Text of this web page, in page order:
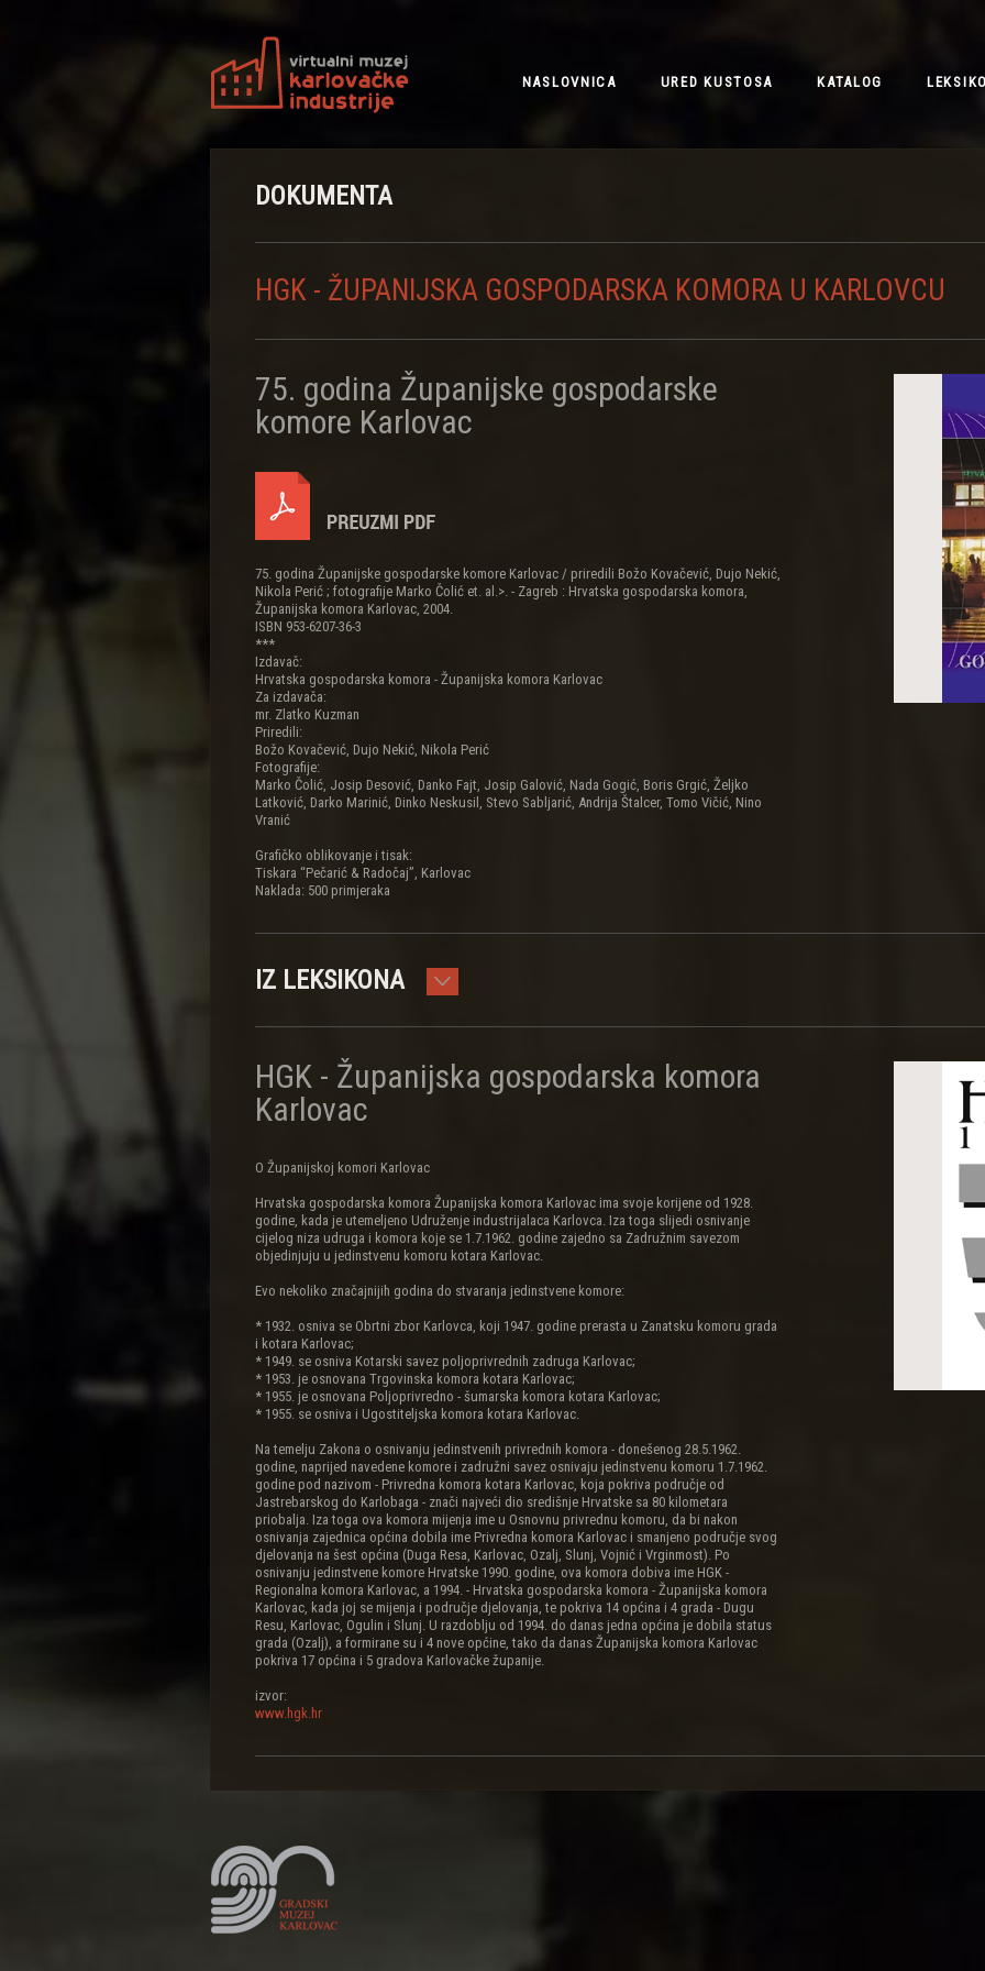
NASLOVNICA URED KUSTOSA KATALOG
DOKUMENTA
HGK - ŽUPANIJSKA GOSPODARSKA KOMORA U KARLOVCU
75. godina Županijske gospodarske
komore Karlovac
75. godina Županijske gospodarske komore Karlovac / priredili Božo Kovačević, Dujo Nekić,
Nikola Perić ; fotografije Marko Čolić et. al.>. - Zagreb : Hrvatska gospodarska komora,
Županijska komora Karlovac, 2004.
ISBN 953-6207-36-3
***
Izdavač:
Hrvatska gospodarska komora - Županijska komora Karlovac
Za izdavača:
mr. Zlatko Kuzman
Priredili:
Božo Kovačević, Dujo Nekić, Nikola Perić
Fotografije:
Marko Čolić, Josip Desović, Danko Fajt, Josip Galović, Nada Gogić, Boris Grgić, Željko
Latković, Darko Marinić, Dinko Neskusil, Stevo Sabljarić, Andrija Štalcer, Tomo Vičić, Nino
Vranić
Grafičko oblikovanje i tisak:
Tiskara “Pečarić & Radočaj”, Karlovac
Naklada: 500 primjeraka
IZ LEKSIKONA
HGK - Županijska gospodarska komora
Karlovac
O Županijskoj komori Karlovac
Hrvatska gospodarska komora Županijska komora Karlovac ima svoje korijene od 1928.
godine, kada je utemeljeno Udruženje industrijalaca Karlovca. Iza toga slijedi osnivanje
cijelog niza udruga i komora koje se 1.7.1962. godine zajedno sa Zadružnim savezom
objedinjuju u jedinstvenu komoru kotara Karlovac.
Evo nekoliko značajnijih godina do stvaranja jedinstvene komore:
* 1932. osniva se Obrtni zbor Karlovca, koji 1947. godine prerasta u Zanatsku komoru grada
i kotara Karlovac;
* 1949. se osniva Kotarski savez poljoprivrednih zadruga Karlovac;
* 1953. je osnovana Trgovinska komora kotara Karlovac;
* 1955. je osnovana Poljoprivredno - šumarska komora kotara Karlovac;
* 1955. se osniva i Ugostiteljska komora kotara Karlovac.
Na temelju Zakona o osnivanju jedinstvenih privrednih komora - donešenog 28.5.1962.
godine, naprijed navedene komore i zadružni savez osnivaju jedinstvenu komoru 1.7.1962.
godine pod nazivom - Privredna komora kotara Karlovac, koja pokriva područje od
Jastrebarskog do Karlobaga - znači najveći dio središnje Hrvatske sa 80 kilometara
priobalja. Iza toga ova komora mijenja ime u Osnovnu privrednu komoru, da bi nakon
osnivanja zajednica općina dobila ime Privredna komora Karlovac i smanjeno područje svog
djelovanja na šest općina (Duga Resa, Karlovac, Ozalj, Slunj, Vojnić i Vrginmost). Po
osnivanju jedinstvene komore Hrvatske 1990. godine, ova komora dobiva ime HGK -
Regionalna komora Karlovac, a 1994. - Hrvatska gospodarska komora - Županijska komora
Karlovac, kada joj se mijenja i područje djelovanja, te pokriva 14 općina i 4 grada - Dugu
Resu, Karlovac, Ogulin i Slunj. U razdoblju od 1994. do danas jedna općina je dobila status
grada (Ozalj), a formirane su i 4 nove općine, tako da danas Županijska komora Karlovac
pokriva 17 općina i 5 gradova Karlovačke županije.
izvor:
www.hgk.hr